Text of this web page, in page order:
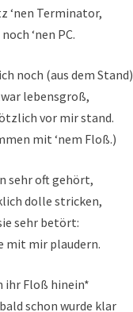
‘nen Terminator,
‘nen PC.
noch (aus dem Stand)
lebensgroß,
vor mir stand.
mit ‘nem Floß.)
sehr oft gehört,
dolle stricken,
sehr betört:
mit mir plaudern.
ihr Floß hinein*
schon wurde klar